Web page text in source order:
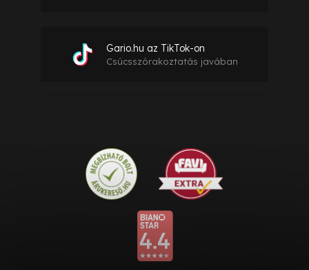
Gario.hu az TikTok-on
Csúcsszórakoztatás javában